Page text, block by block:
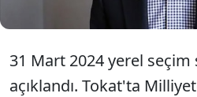
31 Mart 2024 yerel seçim
açıklandı. Tokat'ta